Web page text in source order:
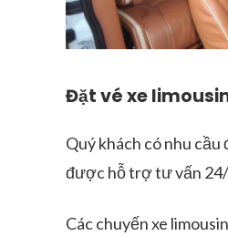
Đặt vé xe
Quý khách có nhu
được hỗ trợ tư vấn
Các chuyến xe